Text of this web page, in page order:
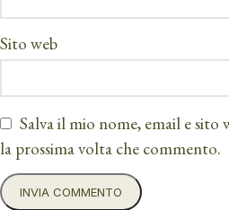
Sito web
Salva il mio nome, email e sito
la prossima volta che commento.